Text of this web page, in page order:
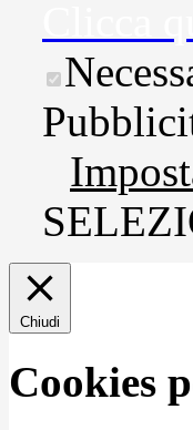
Chiudi
Cookies